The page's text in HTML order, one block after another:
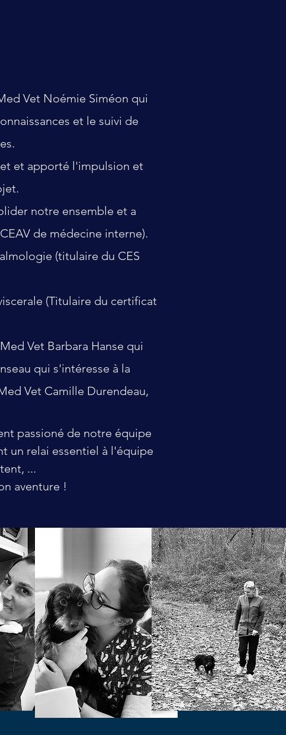
Vet Noémie Siméon qui
et le suivi de
et apporté l'impulsion et
notre ensemble et a
de médecine interne).
(titulaire du CES
(Titulaire du certificat
Vet Barbara Hanse qui
qui s'intéresse à la
Vet Camille Durendeau,
passioné de notre équipe
un relai essentiel à l'équipe
...
aventure !